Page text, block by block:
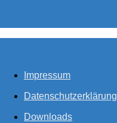
Impressum
Datenschutzerklärung
Downloads